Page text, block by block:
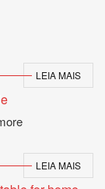
LEIA MAIS
LEIA MAIS